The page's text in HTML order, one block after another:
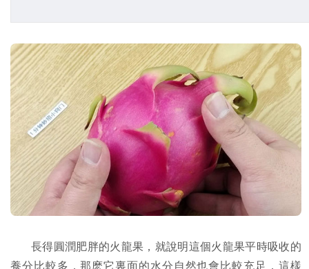
長得圓潤肥胖的火龍果，就說明這個火龍果平時吸收的
養分比較多，那麽它裏面的水分自然也會比較充足，這樣